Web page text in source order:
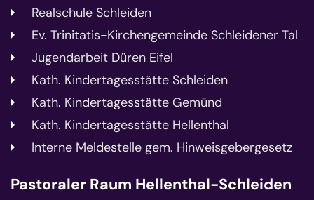
Realschule Schleiden
Ev. Trinitatis-Kirchengemeinde Schleidener Tal
Jugendarbeit Düren Eifel
Kath. Kindertagesstätte Schleiden
Kath. Kindertagesstätte Gemünd
Kath. Kindertagesstätte Hellenthal
Interne Meldestelle gem. Hinweisgebergesetz
Pastoraler Raum Hellenthal-Schleiden